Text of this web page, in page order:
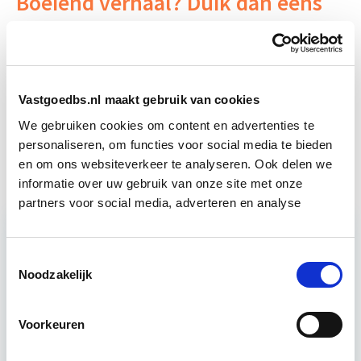
Vastgoedbs.nl maakt gebruik van cookies
We gebruiken cookies om content en advertenties te
personaliseren, om functies voor social media te bieden
en om ons websiteverkeer te analyseren. Ook delen we
informatie over uw gebruik van onze site met onze
partners voor social media, adverteren en analyse
Noodzakelijk
Voorkeuren
sep
EP-W Basis - Woningen Start wo 9 sep
Verduurzaming Vastgoed en